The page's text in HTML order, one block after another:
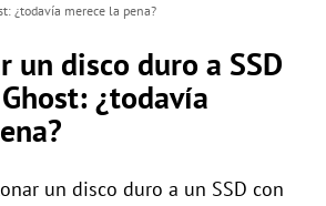
¿todavía merece la pena?
un disco duro a SSD
¿todavía
un disco duro a un SSD con